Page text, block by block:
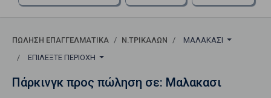
ΠΏΛΗΣΗ ΕΠΑΓΓΕΛΜΑΤΙΚΆ Ν.ΤΡΙΚΑΛΩΝ
ΜΑΛΑΚΑΣΙ
ΕΠΙΛΈΞΤΕ ΠΕΡΙΟΧΉ
Πάρκινγκ προς πώληση σε: Μαλακασι